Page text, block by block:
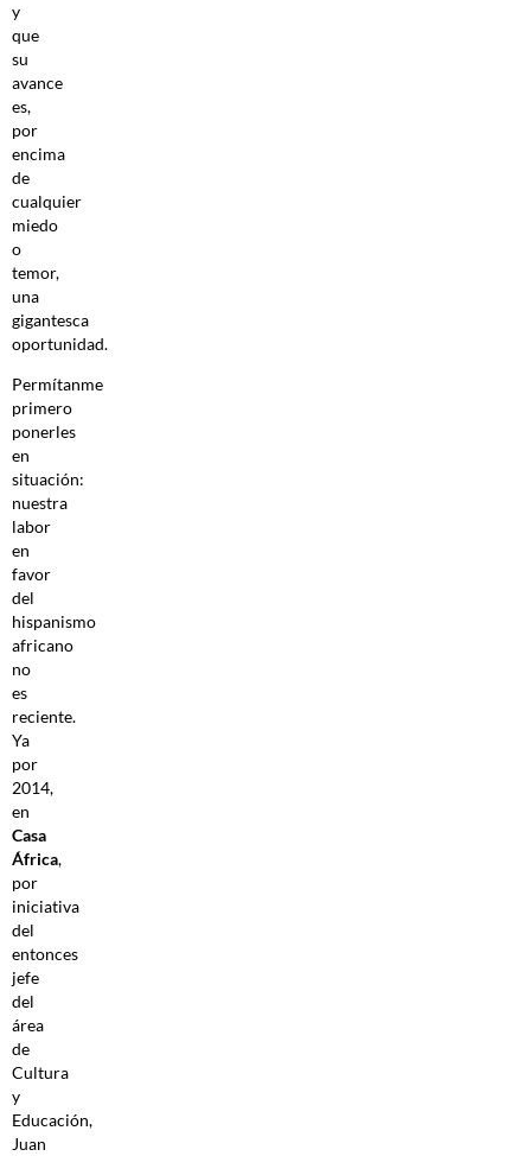
y
que
su
avance
es,
por
encima
de
cualquier
miedo
o
temor,
una
gigantesca
oportunidad.
Permítanme
primero
ponerles
en
situación:
nuestra
labor
en
favor
del
hispanismo
africano
no
es
reciente.
Ya
por
2014,
en
Casa
África,
por
iniciativa
del
entonces
jefe
del
área
de
Cultura
y
Educación,
Juan